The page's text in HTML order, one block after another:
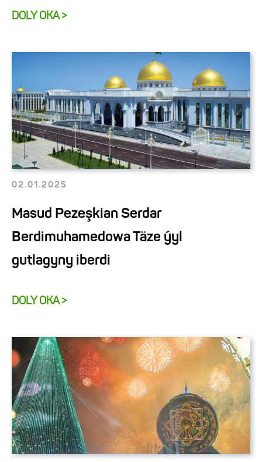
DOLY OKA >
02.01.2025
Masud Pezeşkian Serdar
Berdimuhamedowa Täze ýyl
gutlagyny iberdi
DOLY OKA >